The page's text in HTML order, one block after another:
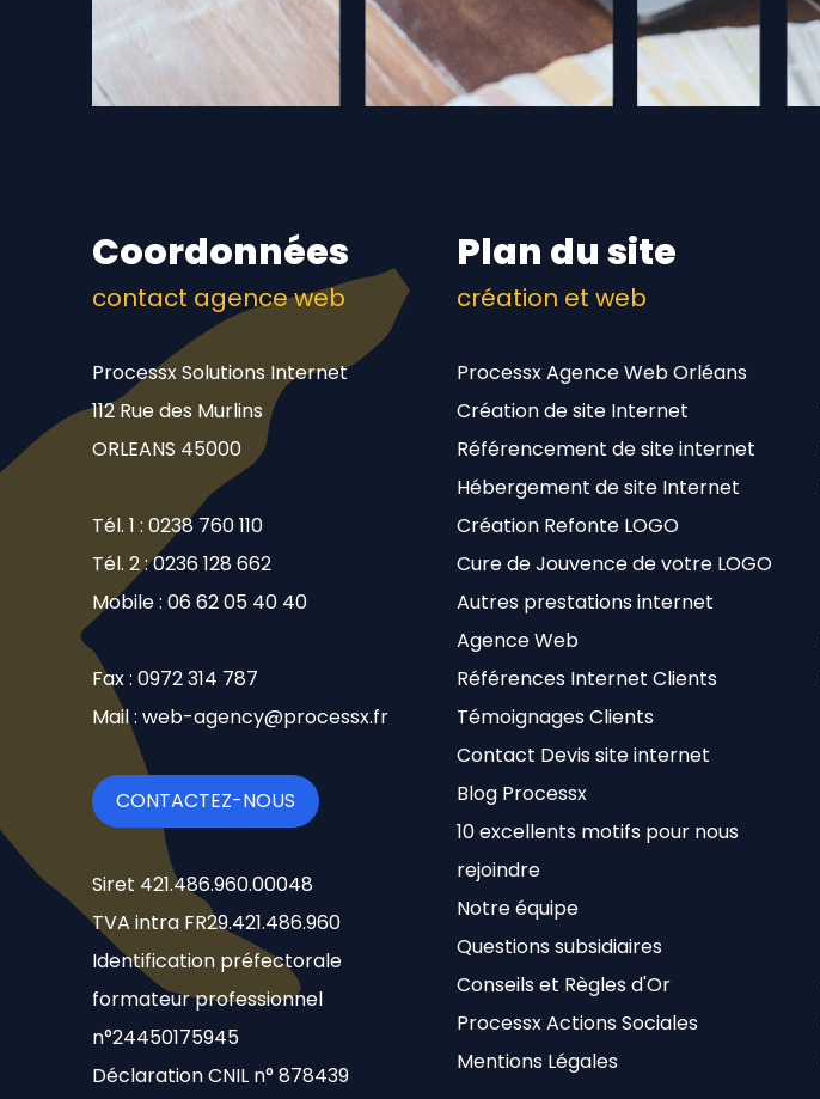
Coordonnées
contact agence web
Processx Solutions Internet
112 Rue des Murlins
ORLEANS 45000
Tél. 1 : 0238 760 110
Tél. 2 : 0236 128 662
Mobile : 06 62 05 40 40
Fax : 0972 314 787
Mail : web-agency@processx.fr
CONTACTEZ-NOUS
Siret 421.486.960.00048
TVA intra FR29.421.486.960
Identification préfectorale
formateur professionnel
n°24450175945
Déclaration CNIL n° 878439
Plan du site
création et web
Processx Agence Web Orléans
Création de site Internet
Référencement de site internet
Hébergement de site Internet
Création Refonte LOGO
Cure de Jouvence de votre LOGO
Autres prestations internet
Agence Web
Références Internet Clients
Témoignages Clients
Contact Devis site internet
Blog Processx
10 excellents motifs pour nous
rejoindre
Notre équipe
Questions subsidiaires
Conseils et Règles d'Or
Processx Actions Sociales
Mentions Légales